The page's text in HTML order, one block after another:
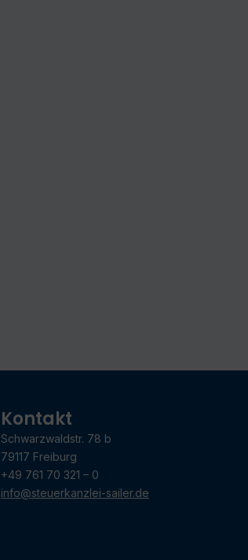
Kontakt
Schwarzwaldstr. 78 b
79117 Freiburg
+49 761 70 321 – 0
info@steuerkanzlei-sailer.de